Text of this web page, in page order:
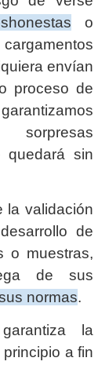
o
envían
proceso de
quedará sin
la validación
de
o muestras,
de sus
normas.
la
a fin